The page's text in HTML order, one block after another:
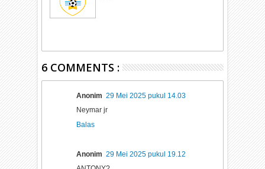
6 COMMENTS :
Anonim 29 Mei 2025 pukul 14.03
Neymar jr
Balas
Anonim 29 Mei 2025 pukul 19.12